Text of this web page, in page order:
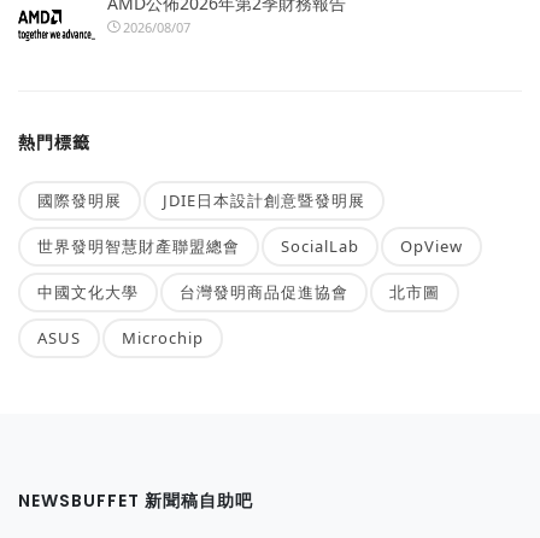
2026/08/07
熱門標籤
國際發明展 JDIE日本設計創意暨發明展
世界發明智慧財產聯盟總會 SocialLab OpView
中國文化大學 台灣發明商品促進協會 北市圖
ASUS Microchip
NEWSBUFFET 新聞稿自助吧